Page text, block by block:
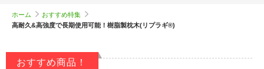
ホーム
おすすめ特集
高耐久&高強度で長期使用可能！樹脂製枕木(リプラギ®︎)
おすすめ商品！